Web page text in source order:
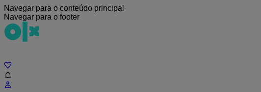
Navegar para o conteúdo principal
Navegar para o footer